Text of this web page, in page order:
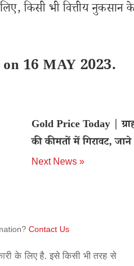
भी वित्तीय नुकसान के
16 MAY 2023.
Gold Price Today |
की कीमतों में गिरावट,
Next News »
Contact Us
के लिए है. इसे किसी भी तरह से